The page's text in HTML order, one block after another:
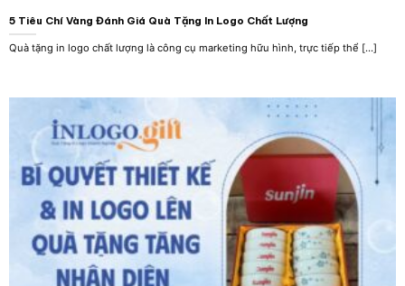
5 Tiêu Chí Vàng Đánh Giá Quà Tặng In Logo Chất Lượng
Quà tặng in logo chất lượng là công cụ marketing hữu hình, trực tiếp thể [...]